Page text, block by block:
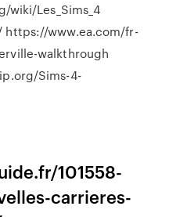
Les_Sims_4
www.ea.com/fr-
walkthrough
Sims-4-
101558-
carrieres-